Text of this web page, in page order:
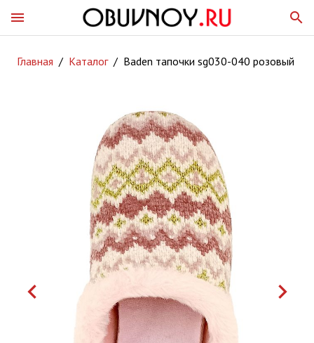
menu search
Главная / Каталог / Baden тапочки sg030-040 розовый
keyboard_arrow_left keyboard_arrow_right